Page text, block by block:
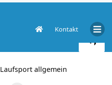
Kontakt
Laufsport allgemein